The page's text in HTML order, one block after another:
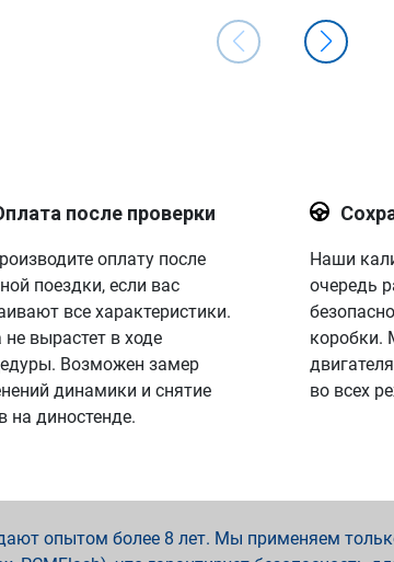
после проверки
оплату после
поездки, если вас
все характеристики.
не вырастет в ходе
Возможен замер
динамики и снятие
на диностенде.
Наши
очередь
коробки.
во всех
опытом более 8 лет. Мы применяем